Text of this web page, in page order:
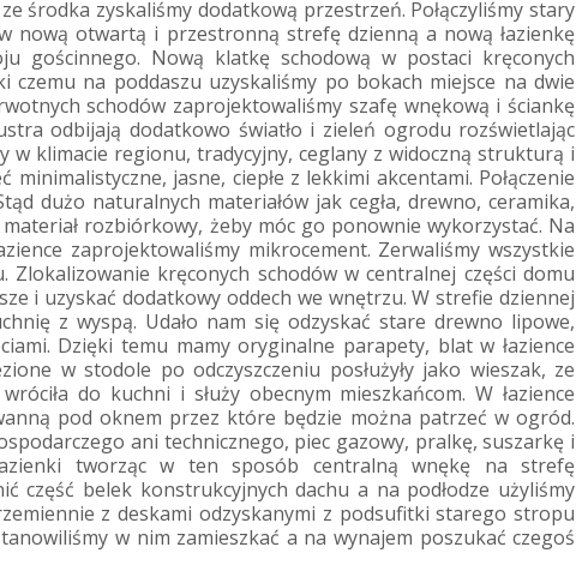
środka zyskaliśmy dodatkową przestrzeń. Połączyliśmy stary
nową otwartą i przestronną strefę dzienną a nową łazienkę
gościnnego. Nową klatkę schodową w postaci kręconych
na poddaszu uzyskaliśmy po bokach miejsce na dwie
schodów zaprojektowaliśmy szafę wnękową i ściankę
odbijają dodatkowo światło i zieleń ogrodu rozświetlając
w klimacie regionu, tradycyjny, ceglany z widoczną strukturą i
jasne, ciepłe z lekkimi akcentami. Połączenie
dużo naturalnych materiałów jak cegła, drewno, ceramika,
rozbiórkowy, żeby móc go ponownie wykorzystać. Na
zaprojektowaliśmy mikrocement. Zerwaliśmy wszystkie
kręconych schodów w centralnej części domu
i uzyskać dodatkowy oddech we wnętrzu. W strefie dziennej
z wyspą. Udało nam się odzyskać stare drewno lipowe,
Dzięki temu mamy oryginalne parapety, blat w łazience
w stodole po odczyszczeniu posłużyły jako wieszak, ze
do kuchni i służy obecnym mieszkańcom. W łazience
pod oknem przez które będzie można patrzeć w ogród.
ani technicznego, piec gazowy, pralkę, suszarkę i
tworząc w ten sposób centralną wnękę na strefę
część belek konstrukcyjnych dachu a na podłodze użyliśmy
z deskami odzyskanymi z podsufitki starego stropu
w nim zamieszkać a na wynajem poszukać czegoś